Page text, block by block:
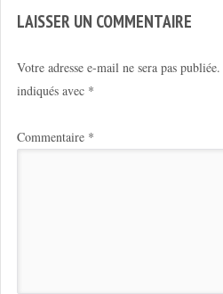
LAISSER UN COMMENTAIRE
Votre adresse e-mail ne sera pas publiée.
indiqués avec *
Commentaire *